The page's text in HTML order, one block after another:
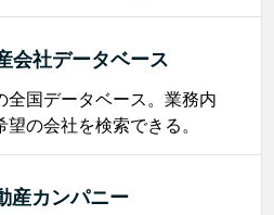
会社データベース
国データベース。業務内
の会社を検索できる。
産カンパニー